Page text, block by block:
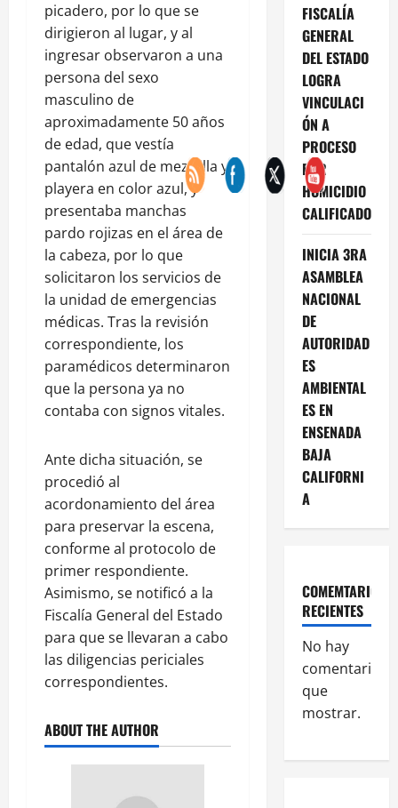
picadero, por lo que se
dirigieron al lugar, y al
ingresar observaron a una
persona del sexo
masculino de
aproximadamente 50 años
de edad, que vestía
pantalón azul de mezclilla y
playera en color azul, y
presentaba manchas
pardo rojizas en el área de
la cabeza, por lo que
solicitaron los servicios de
la unidad de emergencias
médicas. Tras la revisión
correspondiente, los
paramédicos determinaron
que la persona ya no
contaba con signos vitales.
Ante dicha situación, se
procedió al
acordonamiento del área
para preservar la escena,
conforme al protocolo de
primer respondiente.
Asimismo, se notificó a la
Fiscalía General del Estado
para que se llevaran a cabo
las diligencias periciales
correspondientes.
ABOUT THE AUTHOR
FISCALÍA
GENERAL
DEL ESTADO
LOGRA
VINCULACI
ÓN A
PROCESO
POR
HOMICIDIO
CALIFICADO
INICIA 3RA
ASAMBLEA
NACIONAL
DE
AUTORIDAD
ES
AMBIENTAL
ES EN
ENSENADA
BAJA
CALIFORNI
A
COMEMTARIOS
RECIENTES
No hay
comentarios
que
mostrar.